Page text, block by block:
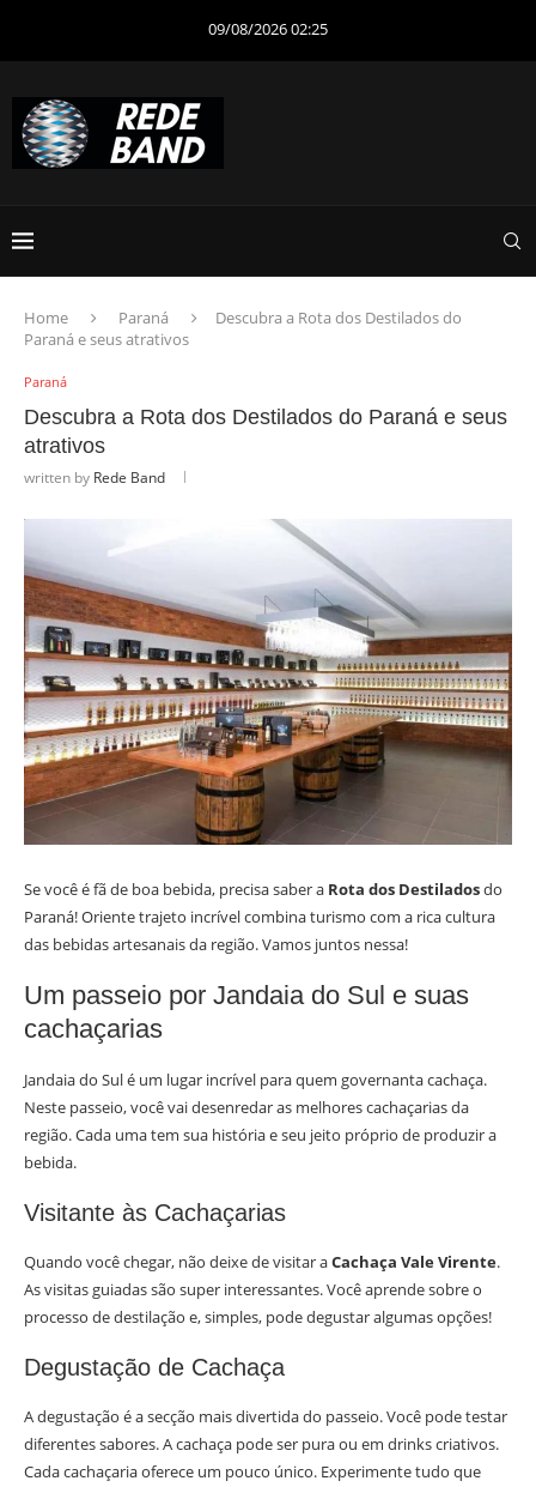
09/08/2026 02:25
Home Paraná
Descubra a Rota dos Destilados do
Paraná e seus atrativos
Paraná
Descubra a Rota dos Destilados do Paraná e seus
atrativos
written by Rede Band
Se você é fã de boa bebida, precisa saber a Rota dos Destiladosdo
Paraná! Oriente trajeto incrível combina turismo com a rica cultura
das bebidas artesanais da região. Vamos juntos nessa!
Um passeio por Jandaia do Sul e suas
cachaçarias
Jandaia do Sul é um lugar incrível para quem governanta cachaça.
Neste passeio, você vai desenredar as melhores cachaçarias da
região. Cada uma tem sua história e seu jeito próprio de produzir a
bebida.
Visitante às Cachaçarias
Quando você chegar, não deixe de visitar aCachaça Vale Virente.
As visitas guiadas são super interessantes. Você aprende sobre o
processo de destilação e, simples, pode degustar algumas opções!
Degustação de Cachaça
A degustação é a secção mais divertida do passeio. Você pode testar
diferentes sabores. A cachaça pode ser pura ou em drinks criativos.
Cada cachaçaria oferece um pouco único. Experimente tudo que